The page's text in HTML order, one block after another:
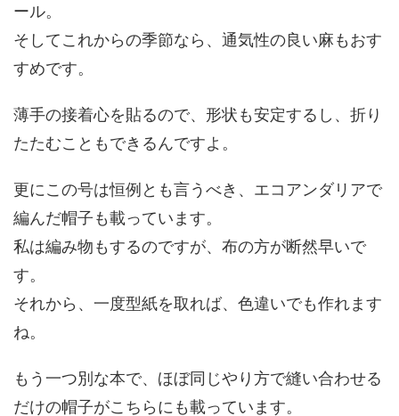
ール。
そしてこれからの季節なら、通気性の良い麻もおす
すめです。
薄手の接着心を貼るので、形状も安定するし、折り
たたむこともできるんですよ。
更にこの号は恒例とも言うべき、エコアンダリアで
編んだ帽子も載っています。
私は編み物もするのですが、布の方が断然早いで
す。
それから、一度型紙を取れば、色違いでも作れます
ね。
もう一つ別な本で、ほぼ同じやり方で縫い合わせる
だけの帽子がこちらにも載っています。